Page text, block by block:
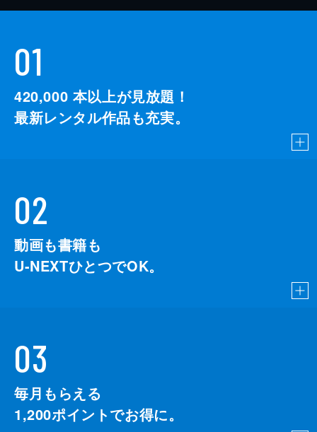
01
420,000 本以上が見放題！
最新レンタル作品も充実。
02
動画も書籍も
U-NEXTひとつでOK。
03
毎月もらえる
1,200ポイントでお得に。